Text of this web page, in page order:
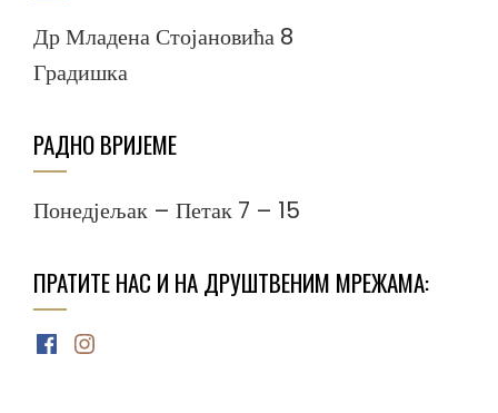
Др Младена Стојановића 8
Градишка
РАДНО ВРИЈЕМЕ
Понедјељак – Петак 7 – 15
ПРАТИТЕ НАС И НА ДРУШТВЕНИМ МРЕЖАМА:
Facebook
Instagram